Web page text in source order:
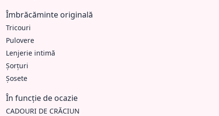
Îmbrăcăminte originală
Tricouri
Pulovere
Lenjerie intimă
Șorțuri
Șosete
În funcție de ocazie
CADOURI DE CRĂCIUN